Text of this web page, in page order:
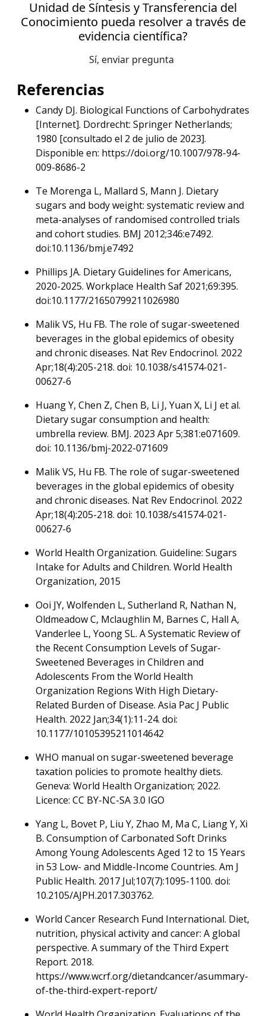
Unidad de Síntesis y Transferencia del
Conocimiento pueda resolver a través de
evidencia científica?
Sí, enviar pregunta
Referencias
Candy DJ. Biological Functions of Carbohydrates
[Internet]. Dordrecht: Springer Netherlands;
1980 [consultado el 2 de julio de 2023].
Disponible en: https://doi.org/10.1007/978-94-
009-8686-2
Te Morenga L, Mallard S, Mann J. Dietary
sugars and body weight: systematic review and
meta-analyses of randomised controlled trials
and cohort studies. BMJ 2012;346:e7492.
doi:10.1136/bmj.e7492
Phillips JA. Dietary Guidelines for Americans,
2020-2025. Workplace Health Saf 2021;69:395.
doi:10.1177/21650799211026980
Malik VS, Hu FB. The role of sugar-sweetened
beverages in the global epidemics of obesity
and chronic diseases. Nat Rev Endocrinol. 2022
Apr;18(4):205-218. doi: 10.1038/s41574-021-
00627-6
Huang Y, Chen Z, Chen B, Li J, Yuan X, Li J et al.
Dietary sugar consumption and health:
umbrella review. BMJ. 2023 Apr 5;381:e071609.
doi: 10.1136/bmj-2022-071609
Malik VS, Hu FB. The role of sugar-sweetened
beverages in the global epidemics of obesity
and chronic diseases. Nat Rev Endocrinol. 2022
Apr;18(4):205-218. doi: 10.1038/s41574-021-
00627-6
World Health Organization. Guideline: Sugars
Intake for Adults and Children. World Health
Organization, 2015
Ooi JY, Wolfenden L, Sutherland R, Nathan N,
Oldmeadow C, Mclaughlin M, Barnes C, Hall A,
Vanderlee L, Yoong SL. A Systematic Review of
the Recent Consumption Levels of Sugar-
Sweetened Beverages in Children and
Adolescents From the World Health
Organization Regions With High Dietary-
Related Burden of Disease. Asia Pac J Public
Health. 2022 Jan;34(1):11-24. doi:
10.1177/10105395211014642
WHO manual on sugar-sweetened beverage
taxation policies to promote healthy diets.
Geneva: World Health Organization; 2022.
Licence: CC BY-NC-SA 3.0 IGO
Yang L, Bovet P, Liu Y, Zhao M, Ma C, Liang Y, Xi
B. Consumption of Carbonated Soft Drinks
Among Young Adolescents Aged 12 to 15 Years
in 53 Low- and Middle-Income Countries. Am J
Public Health. 2017 Jul;107(7):1095-1100. doi:
10.2105/AJPH.2017.303762.
World Cancer Research Fund International. Diet,
nutrition, physical activity and cancer: A global
perspective. A summary of the Third Expert
Report. 2018.
https://www.wcrf.org/dietandcancer/asummary-
of-the-third-expert-report/